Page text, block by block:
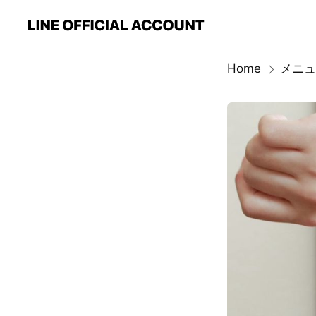
Home メニ